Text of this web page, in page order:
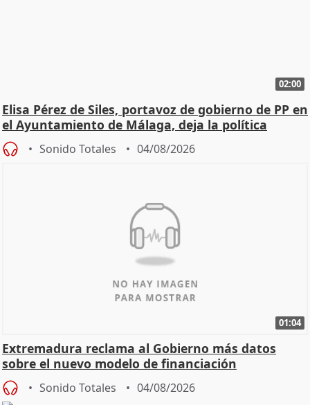
02:00
Elisa Pérez de Siles, portavoz de gobierno de PP en
el Ayuntamiento de Málaga, deja la política
Sonido Totales 04/08/2026
01:04
Extremadura reclama al Gobierno más datos
sobre el nuevo modelo de financiación
Sonido Totales 04/08/2026